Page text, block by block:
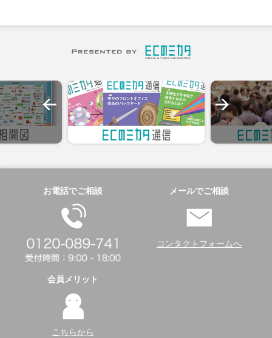
お電話でご相談 メールでご相談
コンタクトフォームへ
会員メリット
こちらから